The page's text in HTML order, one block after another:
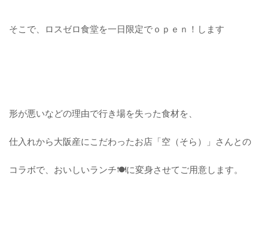
そこで、ロスゼロ食堂を一日限定でｏｐｅｎ！します
形が悪いなどの理由で行き場を失った食材を、
仕入れから大阪産にこだわったお店「空（そら）」さんとの
コラボで、おいしいランチ🍽に変身させて ご用意します。